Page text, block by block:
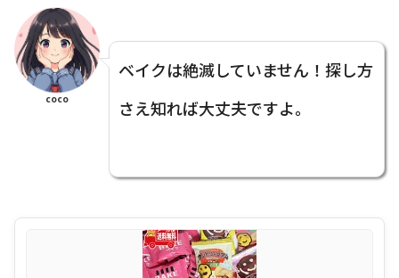
coco
ベイクは絶滅していません！探し方
さえ知れば大丈夫ですよ。